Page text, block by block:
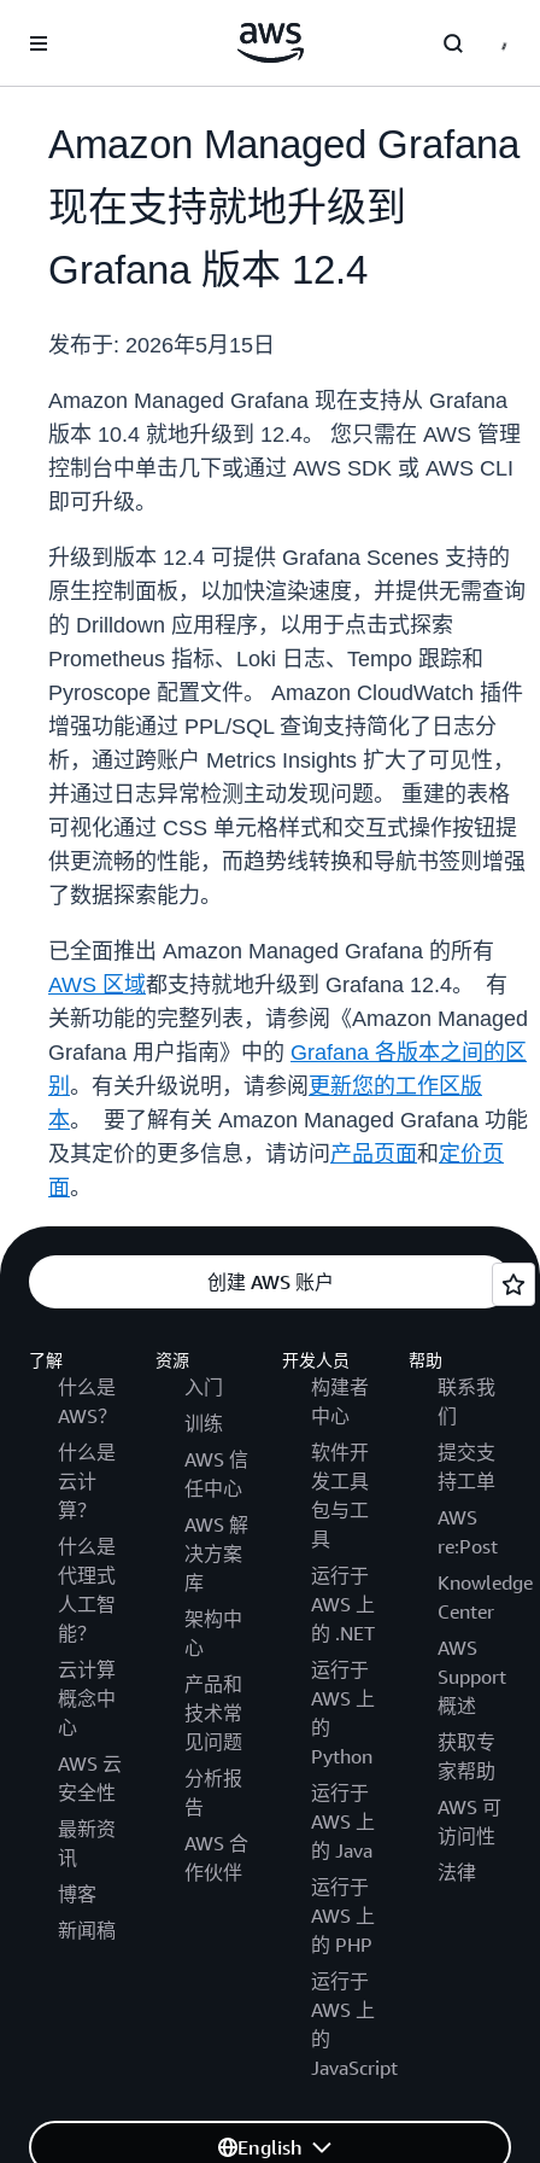
Amazon Managed Grafana
现在支持就地升级到
Grafana 版本 12.4
发布于: 2026年5月15日
Amazon Managed Grafana 现在支持从 Grafana
版本 10.4 就地升级到 12.4。 您只需在 AWS 管理
控制台中单击几下或通过 AWS SDK 或 AWS CLI
即可升级。
升级到版本 12.4 可提供 Grafana Scenes 支持的
原生控制面板，以加快渲染速度，并提供无需查询
的 Drilldown 应用程序，以用于点击式探索
Prometheus 指标、Loki 日志、Tempo 跟踪和
Pyroscope 配置文件。 Amazon CloudWatch 插件
增强功能通过 PPL/SQL 查询支持简化了日志分
析，通过跨账户 Metrics Insights 扩大了可见性，
并通过日志异常检测主动发现问题。 重建的表格
可视化通过 CSS 单元格样式和交互式操作按钮提
供更流畅的性能，而趋势线转换和导航书签则增强
了数据探索能力。
已全面推出 Amazon Managed Grafana 的所有
AWS 区域都支持就地升级到 Grafana 12.4。 有
关新功能的完整列表，请参阅《Amazon Managed
Grafana 用户指南》中的 Grafana 各版本之间的区
别 。有关升级说明，请参阅 更新您的工作区版
本。 要了解有关 Amazon Managed Grafana 功能
及其定价的更多信息，请访问 产品页面和 定价页
面。
创建 AWS 账户
了解
什么是
AWS？
什么是
云计
算？
什么是
代理式
人工智
能？
云计算
概念中
心
AWS 云
安全性
最新资
讯
博客
新闻稿
资源
入门
训练
AWS 信
任中心
AWS 解
决方案
库
架构中
心
产品和
技术常
见问题
分析报
告
AWS 合
作伙伴
开发人员
构建者
中心
软件开
发工具
包与工
具
运行于
AWS 上
的 .NET
运行于
AWS 上
的
Python
运行于
AWS 上
的 Java
运行于
AWS 上
的 PHP
运行于
AWS 上
的
JavaScript
帮助
联系我
们
提交支
持工单
AWS
re:Post
Knowledge
Center
AWS
Support
概述
获取专
家帮助
AWS 可
访问性
法律
English